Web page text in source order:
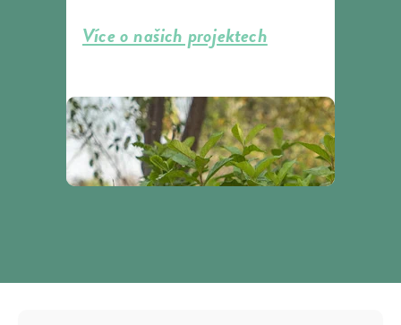
Více o našich projektech